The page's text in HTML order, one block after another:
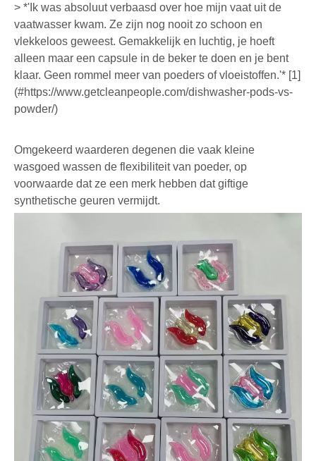
> *'Ik was absoluut verbaasd over hoe mijn vaat uit de
vaatwasser kwam. Ze zijn nog nooit zo schoon en
vlekkeloos geweest. Gemakkelijk en luchtig, je hoeft
alleen maar een capsule in de beker te doen en je bent
klaar. Geen rommel meer van poeders of vloeistoffen.'* [1]
(#https://www.getcleanpeople.com/dishwasher-pods-vs-
powder/)
Omgekeerd waarderen degenen die vaak kleine
wasgoed wassen de flexibiliteit van poeder, op
voorwaarde dat ze een merk hebben dat giftige
synthetische geuren vermijdt.